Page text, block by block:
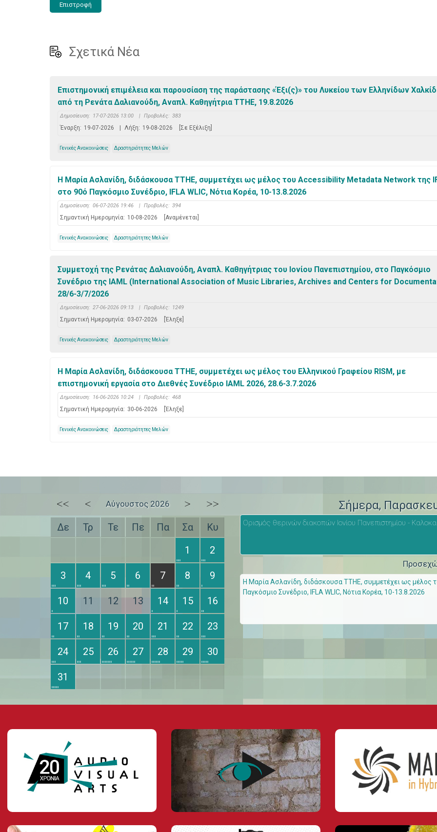
Επιστροφή
Σχετικά Νέα
Επιστημονική επιμέλεια και παρουσίαση της παράστασης «Έξι(ς)» του Λυκείου των Ελληνίδων
από τη Ρενάτα Δαλιανούδη, Αναπλ. Καθηγήτρια ΤΤΗΕ, 19.8.2026
Δημοσίευση: 17-07-2026 13:00 | Προβολές: 383
Έναρξη: 19-07-2026 | Λήξη: 19-08-2026 [Σε Εξέλιξη]
Γενικές Ανακοινώσεις Δραστηριότητες Μελών
Η Μαρία Ασλανίδη, διδάσκουσα ΤΤΗΕ, συμμετέχει ως μέλος του Accessibility Metadata Network της
στο 90ό Παγκόσμιο Συνέδριο, IFLA WLIC, Νότια Κορέα, 10-13.8.2026
Δημοσίευση: 06-07-2026 19:46 | Προβολές: 394
Σημαντική Ημερομηνία: 10-08-2026 [Αναμένεται]
Γενικές Ανακοινώσεις Δραστηριότητες Μελών
Συμμετοχή της Ρενάτας Δαλιανούδη, Αναπλ. Καθηγήτριας του Ιονίου Πανεπιστημίου, στο Παγκόσμιο
Συνέδριο της IAML (International Association of Music Libraries, Archives and Centers for
28/6-3/7/2026
Δημοσίευση: 27-06-2026 09:13 | Προβολές: 1249
Σημαντική Ημερομηνία: 03-07-2026 [Έληξε]
Γενικές Ανακοινώσεις Δραστηριότητες Μελών
Η Μαρία Ασλανίδη, διδάσκουσα ΤΤΗΕ, συμμετέχει ως μέλος του Ελληνικού Γραφείου RISM, με
επιστημονική εργασία στο Διεθνές Συνέδριο IAML 2026, 28.6-3.7.2026
Δημοσίευση: 16-06-2026 10:24 | Προβολές: 468
Σημαντική Ημερομηνία: 30-06-2026 [Έληξε]
Γενικές Ανακοινώσεις Δραστηριότητες Μελών
<< < Αύγουστος 2026 > >>
Δε Τρ Τε Πε Πα Σα
Κυ
1
2
3 4 5 6 7 8 9
10 11 12 13 14 15 16
17 18 19 20 21 22 23
24 25 26 27 28 29 30
31
Σήμερα,
Ορισμός θερινών διακοπών Ιονίου Πανεπιστημίου -
Η Μαρία Ασλανίδη, διδάσκουσα ΤΤΗΕ, συμμετέχει ως μέλος
Παγκόσμιο Συνέδριο, IFLA WLIC, Νότια Κορέα, 10-13.8.2026